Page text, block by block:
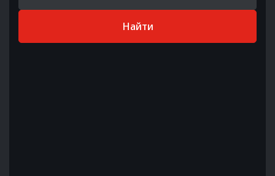
Найти